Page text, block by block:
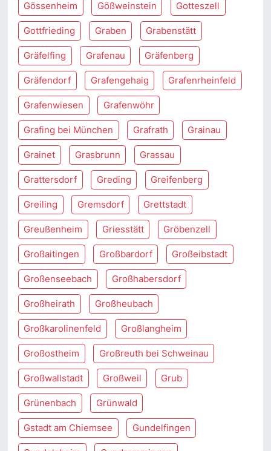
Gössenheim Gößweinstein Gotteszell
Gottfrieding Graben Grabenstätt
Gräfelfing Grafenau Gräfenberg
Gräfendorf Grafengehaig Grafenrheinfeld
Grafenwiesen Grafenwöhr
Grafing bei München Grafrath Grainau
Grainet Grasbrunn Grassau
Grattersdorf Greding Greifenberg
Greiling Gremsdorf Grettstadt
Greußenheim Griesstätt Gröbenzell
Großaitingen Großbardorf Großeibstadt
Großenseebach Großhabersdorf
Großheirath Großheubach
Großkarolinenfeld Großlangheim
Großostheim Großreuth bei Schweinau
Großwallstadt Großweil Grub
Grünenbach Grünwald
Gstadt am Chiemsee Gundelfingen